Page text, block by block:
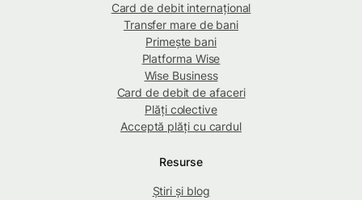
Card de debit internațional
Transfer mare de bani
Primește bani
Platforma Wise
Wise Business
Card de debit de afaceri
Plăți colective
Acceptă plăți cu cardul
Resurse
Știri și blog